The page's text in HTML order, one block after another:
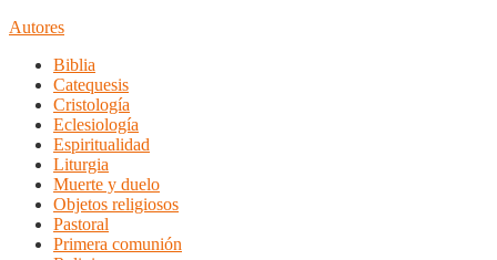
Autores
Biblia
Catequesis
Cristología
Eclesiología
Espiritualidad
Liturgia
Muerte y duelo
Objetos religiosos
Pastoral
Primera comunión